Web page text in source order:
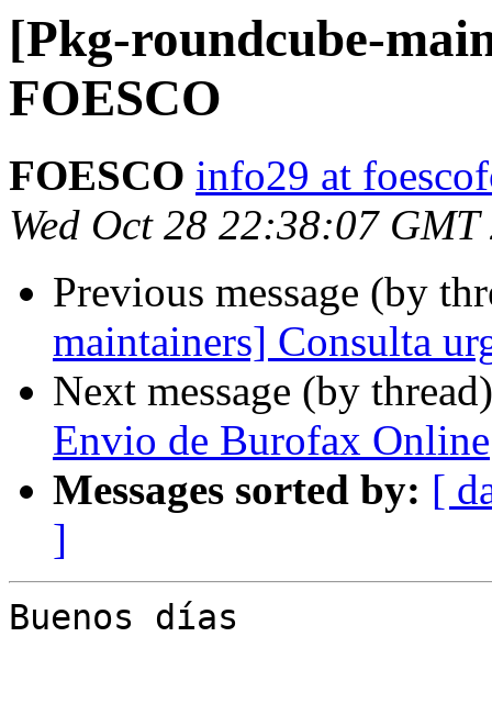
[Pkg-roundcube-
FOESCO
FOESCO info29 at
Wed Oct 28 22:38:07 GMT
Previous message (by
maintainers] Consulta
Next message (by
Envio de Burofax Online
Messages sorted by: [
]
Buenos días